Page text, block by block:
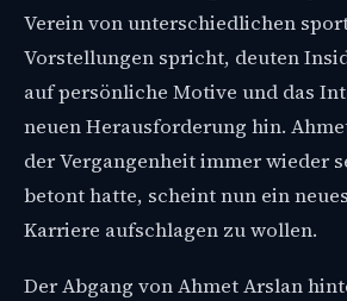
Verein von unterschiedlichen
Vorstellungen spricht, deuten
auf persönliche Motive und das
neuen Herausforderung hin.
der Vergangenheit immer wieder
betont hatte, scheint nun ein
Karriere aufschlagen zu wollen.
Der Abgang von Ahmet Arslan